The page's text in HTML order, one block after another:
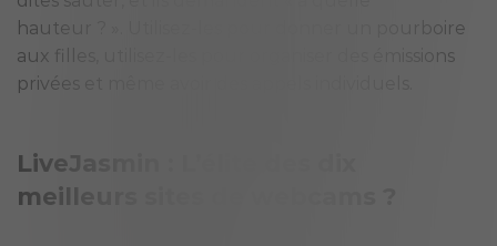
hauteur ? ». Utilisez-les pour donner un pourboire
aux filles, utilisez-les pour organiser des émissions
privées et même avoir des appels individuels.
LiveJasmin : L’élite des dix
meilleurs sites de webcams ?